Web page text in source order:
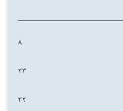
۸
۲۳
۳۲